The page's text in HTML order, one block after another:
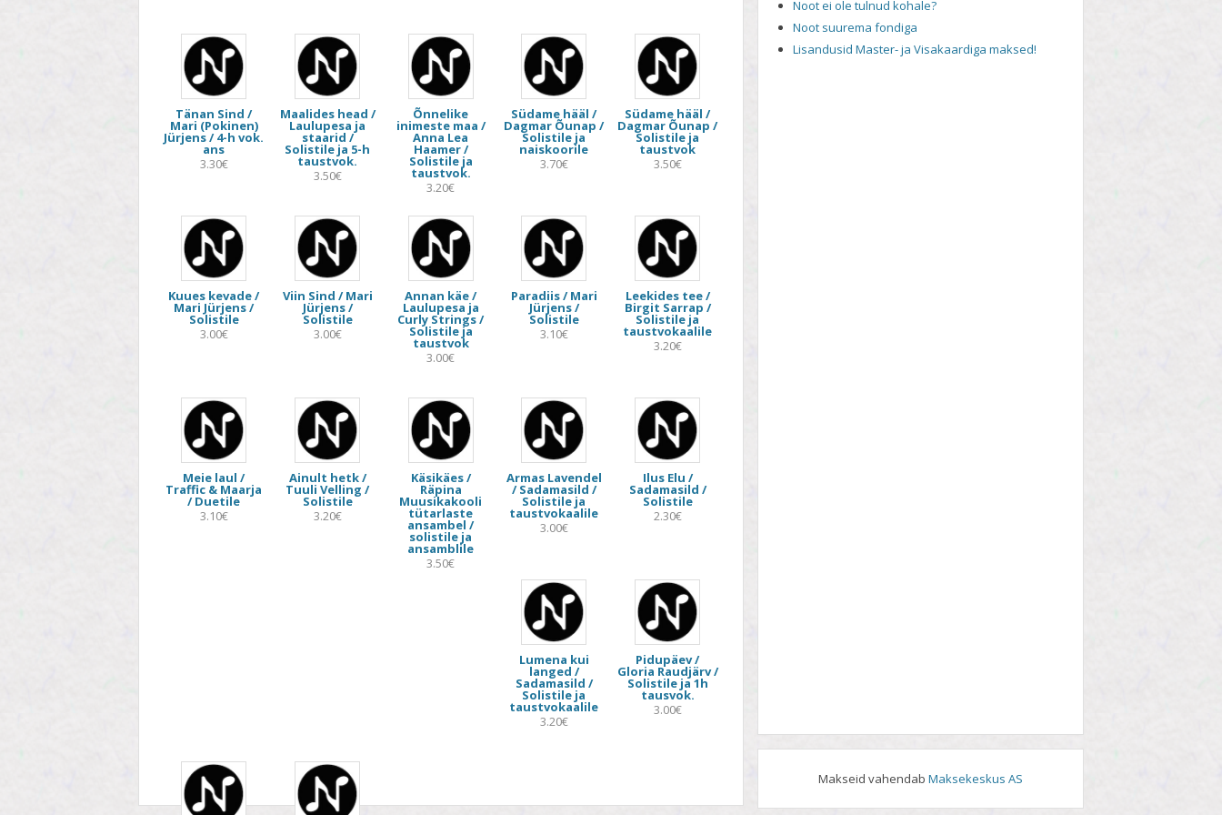
TEEMA
TELESAADE
Tänan Sind /
Mari (Pokinen)
Jürjens / 4-h vok.
ans
3.30€
Maalides head /
Laulupesa ja
staarid /
Solistile ja 5-h
taustvok.
3.50€
Õnnelike
inimeste maa /
Anna Lea
Haamer /
Solistile ja
taustvok.
3.20€
Südame hääl /
Dagmar Õunap /
Solistile ja
naiskoorile
3.70€
Südame hääl /
Dagmar Õunap /
Solistile ja
taustvok
3.50€
Kuues kevade /
Mari Jürjens /
Solistile
3.00€
Viin Sind / Mari
Jürjens /
Solistile
3.00€
Annan käe /
Laulupesa ja
Curly Strings /
Solistile ja
taustvok
3.00€
Paradiis / Mari
Jürjens /
Solistile
3.10€
Leekides tee /
Birgit Sarrap /
Solistile ja
taustvokaalile
3.20€
Meie laul /
Traffic & Maarja
/ Duetile
3.10€
Ainult hetk /
Tuuli Velling /
Solistile
3.20€
Käsikäes /
Räpina
Muusikakooli
tütarlaste
ansambel /
solistile ja
ansamblile
3.50€
Armas Lavendel
/ Sadamasild /
Solistile ja
taustvokaalile
3.00€
Ilus Elu /
Sadamasild /
Solistile
2.30€
Lumena kui
langed /
Sadamasild /
Solistile ja
taustvokaalile
3.20€
Pidupäev /
Gloria Raudjärv /
Solistile ja 1h
tausvok.
3.00€
Noot ei ole tulnud kohale?
Noot suurema fondiga
Lisandusid Master- ja Visakaardiga maksed!
Makseid vahendabMaksekeskus AS